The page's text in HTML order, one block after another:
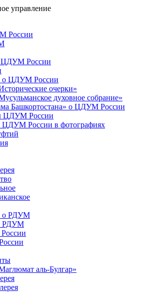
управление
России
России
о ЦДУМ России
очерки»
духовное собрание»
Башкортостана» о ЦДУМ России
ЦДУМ России
ЦДУМ России в фотографиях
о РДУМ
РДУМ
аль-Булгар»